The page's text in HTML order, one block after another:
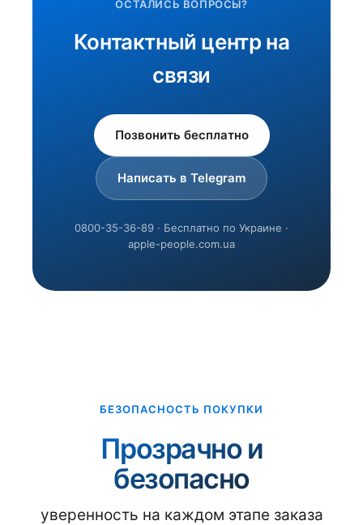
ОСТАЛИСЬ ВОПРОСЫ?
Контактный центр на
связи
Позвонить бесплатно
Написать в Telegram
0800-35-36-89 · Бесплатно по Украине ·
apple-people.com.ua
БЕЗОПАСНОСТЬ ПОКУПКИ
Прозрачно и
безопасно
уверенность на каждом этапе заказа